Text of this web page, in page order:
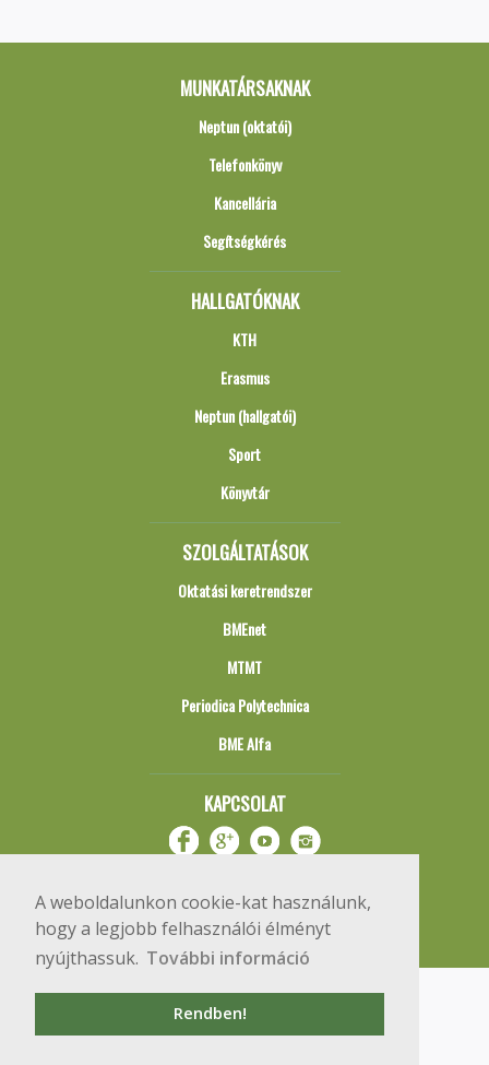
A weboldalunkon cookie-kat használunk,
hogy a legjobb felhasználói élményt
nyújthassuk. További információ
Rendben!
MUNKATÁRSAKNAK
Neptun (oktatói)
Telefonkönyv
Kancellária
Segítségkérés
HALLGATÓKNAK
KTH
Erasmus
Neptun (hallgatói)
Sport
Könyvtár
SZOLGÁLTATÁSOK
Oktatási keretrendszer
BMEnet
MTMT
Periodica Polytechnica
BME Alfa
KAPCSOLAT
Copyright © 2020 BME Építőmérnöki Kar
1111 Budapest, Műegyetem rkp. 3.